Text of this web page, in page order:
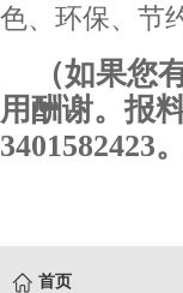
色、环保、节
（如果您
用酬谢。报
3401582423。
首页